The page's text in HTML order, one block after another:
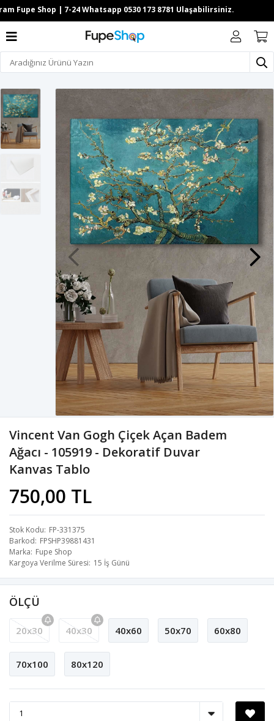
Vincent Van Gogh Çiçek Açan Badem
Ağacı - 105919 - Dekoratif Duvar
Kanvas Tablo
750,00 TL
Stok Kodu FP-331375
Barkod FPSHP39881431
Marka Fupe Shop
Kargoya Verilme Süresi 15 İş Günü
ÖLÇÜ
20x30 40x30 40x60 50x70 60x80
70x100 80x120